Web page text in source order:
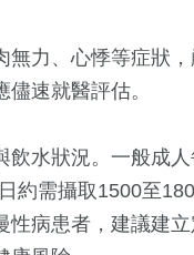
力、心悸等症狀
速就醫評估。
水狀況。一般成
約需攝取1500至
病患者，建議建